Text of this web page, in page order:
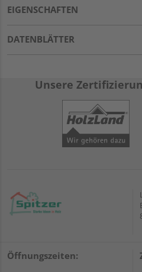
EIGENSCHAFTEN
DATENBLÄTTER
Unsere
Öffnungszeiten: